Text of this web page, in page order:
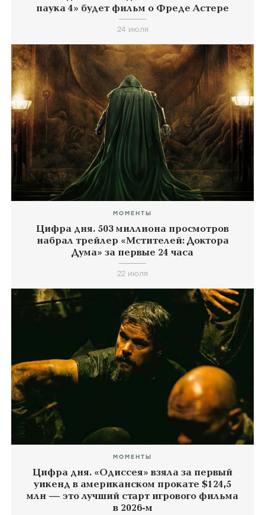
паука 4» будет фильм о Фреде Астере
24 июля
МОМЕНТЫ
Цифра дня. 503 миллиона просмотров
набрал трейлер «Мстителей: Доктора
Дума» за первые 24 часа
22 июля
МОМЕНТЫ
Цифра дня. «Одиссея» взяла за первый
уикенд в американском прокате $124,5
млн — это лучший старт игрового фильма
в 2026-м